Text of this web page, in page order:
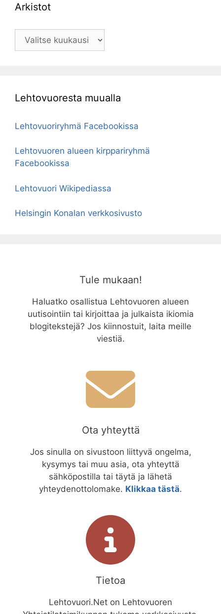
Arkistot
Arkistot
Lehtovuoresta muualla
Lehtovuoriryhmä Facebookissa
Lehtovuoren alueen kirppariryhmä
Facebookissa
Lehtovuori Wikipediassa
Helsingin Konalan verkkosivusto
Tule mukaan!
Haluatko osallistua Lehtovuoren alueen
uutisointiin tai kirjoittaa ja julkaista ikiomia
blogitekstejä? Jos kiinnostuit, laita meille
viestiä.
Ota yhteyttä
Jos sinulla on sivustoon liittyvä ongelma,
kysymys tai muu asia, ota yhteyttä
sähköpostilla tai täytä ja lähetä
yhteydenottolomake. Klikkaa tästä.
Tietoa
Lehtovuori.Net on Lehtovuoren